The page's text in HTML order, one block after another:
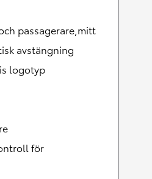
passagerare,mitt
avstängning
logotyp
för